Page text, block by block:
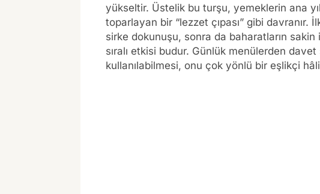
yükseltir. Üstelik bu turşu, yemeklerin ana
toparlayan bir “lezzet çıpası” gibi davranır.
sirke dokunuşu, sonra da baharatların
sıralı etkisi budur. Günlük menülerden
kullanılabilmesi, onu çok yönlü bir eşlikçi